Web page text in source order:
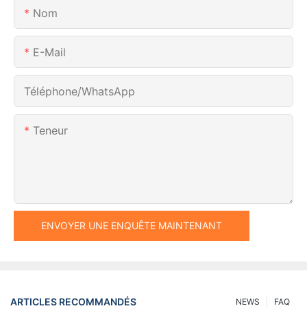
Nom
E-Mail
Téléphone/WhatsApp
Teneur
ENVOYER UNE ENQUÊTE MAINTENANT
ARTICLES RECOMMANDÉS FAQ
NEWS